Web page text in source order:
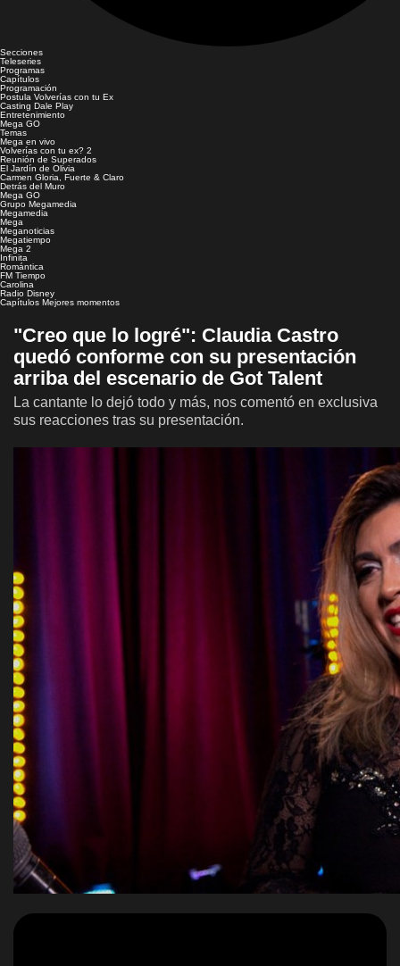
Secciones
Teleseries
Programas
Capítulos
Programación
Postula Volverías con tu Ex
Casting Dale Play
Entretenimiento
Mega GO
Temas
Mega en vivo
Volverías con tu ex? 2
Reunión de Superados
El Jardín de Olivia
Carmen Gloria, Fuerte & Claro
Detrás del Muro
Mega GO
Grupo Megamedia
Megamedia
Mega
Meganoticias
Megatiempo
Mega 2
Infinita
Romántica
FM Tiempo
Carolina
Radio Disney
Capítulos Mejores momentos
"Creo que lo logré": Claudia Castro
quedó conforme con su presentación
arriba del escenario de Got Talent
La cantante lo dejó todo y más, nos comentó en exclusiva
sus reacciones tras su presentación.